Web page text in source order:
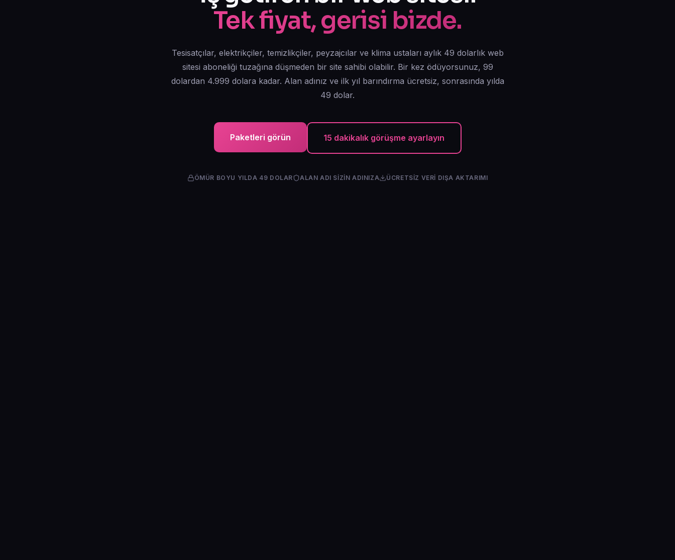
Tek fiyat, gerisi bizde.
Tesisatçılar, elektrikçiler, temizlikçiler, peyzajcılar ve klima ustaları aylık 49 dolarlık web
sitesi aboneliği tuzağına düşmeden bir site sahibi olabilir. Bir kez ödüyorsunuz, 99
dolardan 4.999 dolara kadar. Alan adınız ve ilk yıl barındırma ücretsiz, sonrasında yılda
49 dolar.
Paketleri görün 15 dakikalık görüşme ayarlayın
ÖMÜR BOYU YILDA 49 DOLAR ALAN ADI SIZIN ADINIZA ÜCRETSIZ VERI DIŞA AKTARIMI